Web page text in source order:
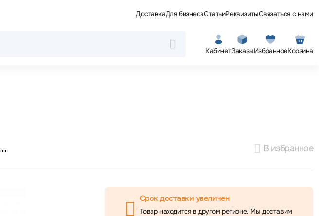
ДоставкаДля бизнесаСтатьиРеквизитыСвязаться с нами
КабинетЗаказыИзбранноеКорзина
В избранное
Срок доставки увеличен
Товар находится в другом регионе. Мы доставим